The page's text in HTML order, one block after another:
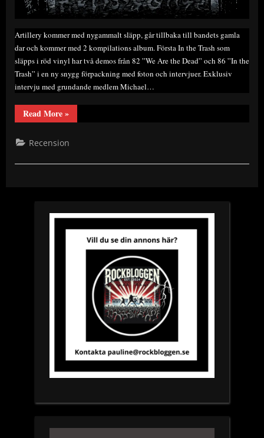
Artillery kommer med nygammalt släpp, går tillbaka till bandets gamla
dar och kommer med 2 kompilations album. Första In the Trash som
släpps i röd vinyl har två demos från 82 ”We Are the Dead” och 86 ”In the
Trash” i en ny snygg förpackning med foton och intervjuer. Exklusiv
intervju med grundande medlem Michael…
Read More“Skivrecension:
Artillery
Relics
In
»
Recension